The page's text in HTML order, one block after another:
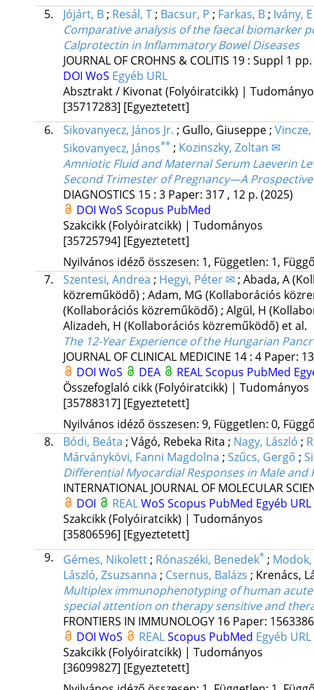
5.
Jójárt, B; Resál, T; Bacsur, P ; Farkas, B; Ivány, E
Comparative analysis of the faecal biomarker
Calprotectin in Inflammatory Bowel Diseases
JOURNAL OF CROHNS & COLITIS 19: Suppl 1
DOI WoS Egyéb URL
Absztrakt / Kivonat (Folyóiratcikk) |
[35717283] [Egyeztetett]
6.
Sikovanyecz, János Jr. ; Gullo, Giuseppe;
Sikovanyecz, János** ; Kozinszky, Zoltan ✉
Amniotic Fluid and Maternal Serum Laeverin
Second Trimester of Pregnancy—A
DIAGNOSTICS 15: 3 Paper: 317 , 12 p. (2025)
DOI WoS Scopus PubMed
Szakcikk (Folyóiratcikk) | Tudományos
[35725794] [Egyeztetett]
Nyilvános idéző összesen: 1, Független: 1,
7.
Szentesi, Andrea ; Hegyi, Péter ✉ ; Abada, A
közreműködő) ; Adam, MG (Kollaborációs
(Kollaborációs közreműködő) ; Algül, H
Alizadeh, H (Kollaborációs közreműködő) et al.
The 12-Year Experience of the Hungarian
JOURNAL OF CLINICAL MEDICINE 14: 4 Paper:
DOI WoS DEA REALScopus PubMed
Összefoglaló cikk (Folyóiratcikk) | Tudományos
[35788317] [Egyeztetett]
Nyilvános idéző összesen: 9, Független: 0,
8.
Bódi, Beáta ; Vágó, Rebeka Rita ; Nagy, László ;
Márványkövi, Fanni Magdolna ; Szűcs, Gergő ;
Differential Myocardial Responses in Male
INTERNATIONAL JOURNAL OF MOLECULAR
DOI
REALWoS Scopus PubMed Egyéb URL
Szakcikk (Folyóiratcikk) | Tudományos
[35806596] [Egyeztetett]
9.
Gémes, Nikolett ; Rónaszéki, Benedek* ;
László, Zsuzsanna ; Csernus, Balázs ; Krenács,
Multiplex immunophenotyping of human
special attention on therapy sensitive and
FRONTIERS IN IMMUNOLOGY 16 Paper:
DOI WoS REALScopus PubMed Egyéb URL
Szakcikk (Folyóiratcikk) | Tudományos
[36099827] [Egyeztetett]